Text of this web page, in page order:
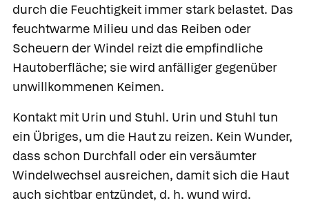
durch die Feuchtigkeit immer stark belastet. Das
feuchtwarme Milieu und das Reiben oder
Scheuern der Windel reizt die empfindliche
Hautoberfläche; sie wird anfälliger gegenüber
unwillkommenen Keimen.
Kontakt mit Urin und Stuhl. Urin und Stuhl tun
ein Übriges, um die Haut zu reizen. Kein Wunder,
dass schon Durchfall oder ein versäumter
Windelwechsel ausreichen, damit sich die Haut
auch sichtbar entzündet, d. h. wund wird.